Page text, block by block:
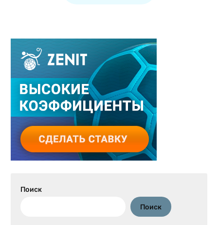
Поиск
Поиск